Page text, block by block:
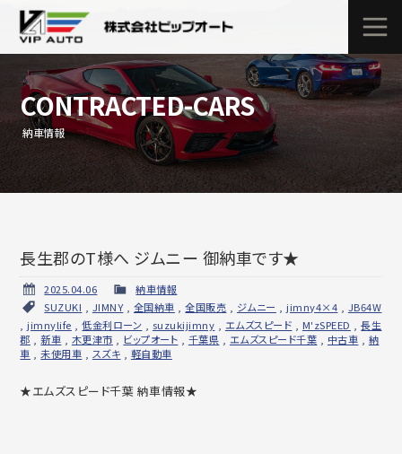
CONTRACTED-CARS
納車情報
長生郡のT様へ ジムニー 御納車です★
2025.04.06
納車情報
SUZUKI
JIMNY, 全国納車 ,全国販売 ジムニー jimny4×4
JB64W
jimnylife ,低金利ローン suzukijimny エムズスピード M'zSPEED ,長生
郡 ,新車 木更津市 ビップオート 千葉県 エムズスピード千葉 中古車
納
車 ,未使用車 スズキ 軽自動車
★エムズスピード千葉 納車情報★